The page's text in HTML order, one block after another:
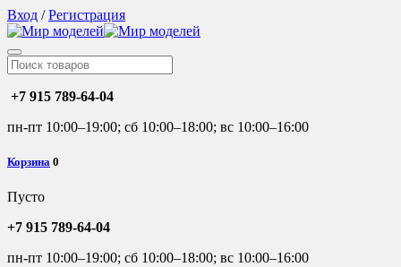
Вход /Регистрация
+7 915 789-64-04
пн-пт 10:00–19:00; сб 10:00–18:00; вс 10:00–16:00
Корзина 0
Пусто
+7 915 789-64-04
пн-пт 10:00–19:00; сб 10:00–18:00; вс 10:00–16:00